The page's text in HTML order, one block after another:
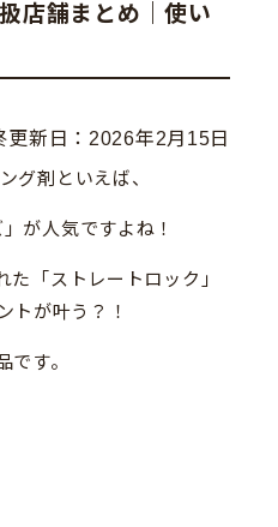
店舗まとめ｜使い
更新日： 2026年2月15日
グ剤といえば、
が人気ですよね！
た「ストレートロック」
トが叶う？！
です。